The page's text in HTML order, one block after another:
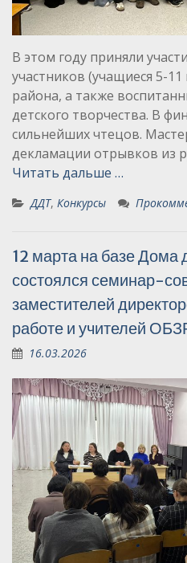
В этом году приняли
участников (учащиеся 5-
района, а также
детского творчества. В
сильнейших чтецов.
декламации отрывков из
Читать дальше …
ДДТ, Конкурсы
12 марта на базе Дома
состоялся семинар-
заместителей
работе и учителей
16.03.2026